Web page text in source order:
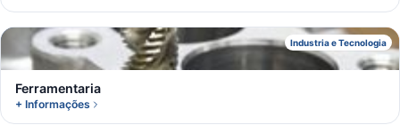
Industria e Tecnologia
F
Ferramentaria
+ Informações